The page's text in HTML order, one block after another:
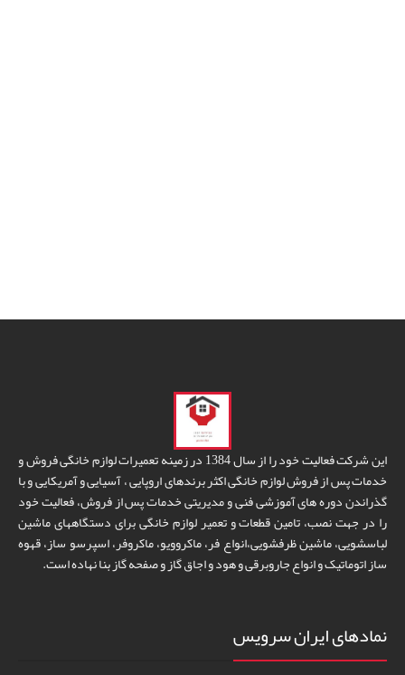
این شرکت فعالیت خود را از سال 1384 در زمینه تعمیرات لوازم خانگی فروش و
خدمات پس از فروش لوازم خانگی اکثر برندهای اروپایی ، آسیایی و آمریکایی و با
گذراندن دوره های آموزشی فنی و مدیریتی خدمات پس از فروش، فعالیت خود
را در جهت نصب، تامین قطعات و تعمیر لوازم خانگی برای دستگاههای ماشین
لباسشویی، ماشین ظرفشویی،انواع فر، ماکروویو، ماکروفر، اسپرسو ساز، قهوه
ساز اتوماتیک و انواع جاروبرقی و هود و اجاق گاز و صفحه گاز بنا نهاده است.
نمادهای ایران سرویس